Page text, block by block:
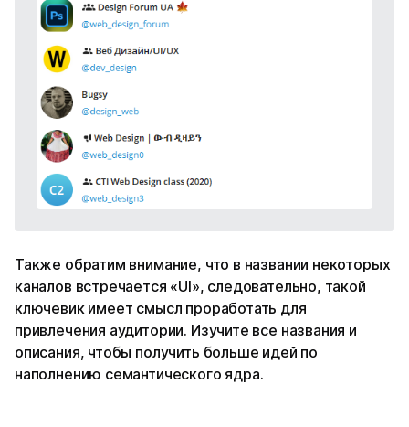
Также обратим внимание, что в названии некоторых
каналов встречается «UI», следовательно, такой
ключевик имеет смысл проработать для
привлечения аудитории. Изучите все названия и
описания, чтобы получить больше идей по
наполнению семантического ядра.